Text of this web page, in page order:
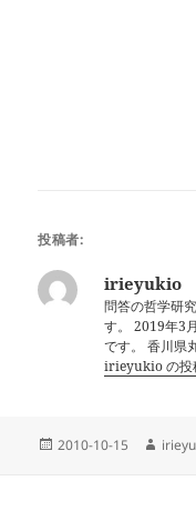
投稿者:
irieyukio
問答の哲学研
す。 2019年3
です。 香川県
irieyukio の投
投
2010-10-15
作